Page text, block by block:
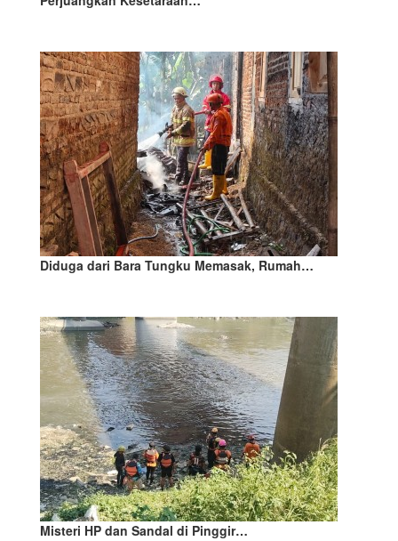
Diduga dari Bara Tungku Memasak, Rumah…
Misteri HP dan Sandal di Pinggir…